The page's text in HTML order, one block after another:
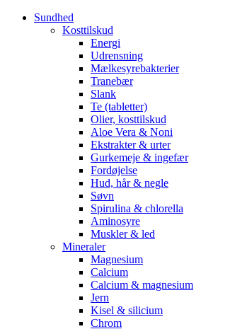
Sundhed
Kosttilskud
Energi
Udrensning
Mælkesyrebakterier
Tranebær
Slank
Te (tabletter)
Olier, kosttilskud
Aloe Vera & Noni
Ekstrakter & urter
Gurkemeje & ingefær
Fordøjelse
Hud, hår & negle
Søvn
Spirulina & chlorella
Aminosyre
Muskler & led
Mineraler
Magnesium
Calcium
Calcium & magnesium
Jern
Kisel & silicium
Chrom